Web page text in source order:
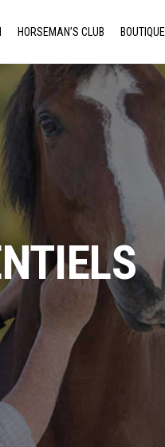
HORSEMAN’S CLUB BOUTIQUE